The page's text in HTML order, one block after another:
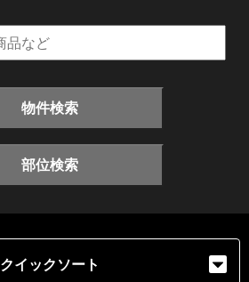
物件検索
部位検索
クイックソート